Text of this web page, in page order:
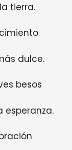
tierra.
dulce.
besos
esperanza.